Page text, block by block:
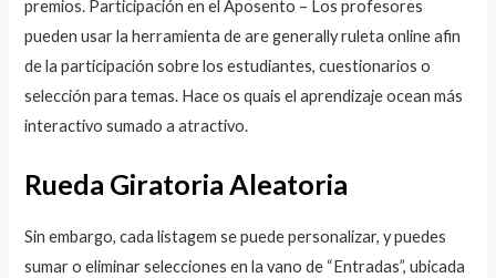
premios. Participación en el Aposento – Los profesores
pueden usar la herramienta de are generally ruleta online afin
de la participación sobre los estudiantes, cuestionarios o
selección para temas. Hace os quais el aprendizaje ocean más
interactivo sumado a atractivo.
Rueda Giratoria Aleatoria
Sin embargo, cada listagem se puede personalizar, y puedes
sumar o eliminar selecciones en la vano de “Entradas”, ubicada